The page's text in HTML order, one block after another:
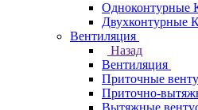
Одноконтурные
Двухконтурные
Вентиляция
Назад
Вентиляция
Приточные
Приточно-
Вытяжные